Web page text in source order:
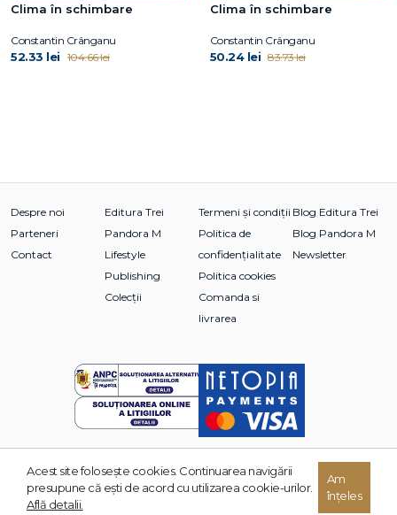
Clima în schimbare
Constantin Crânganu
52.33 lei 104.66 lei
Clima în schimbare
Constantin Crânganu
50.24 lei 83.73 lei
Despre noi
Parteneri
Contact
Editura Trei
Pandora M
Lifestyle
Publishing
Colecții
Termeni și condiții
Politica de
confidențialitate
Politica cookies
Comanda si
livrarea
Blog Editura Trei
Blog Pandora M
Newsletter
© 2026 Grupul Editorial TREI. Toate drepturile rezervate.
Acest site foloseşte cookies. Continuarea navigării
presupune că eşti de acord cu utilizarea cookie-urilor.
Află detalii.
Am
înțeles